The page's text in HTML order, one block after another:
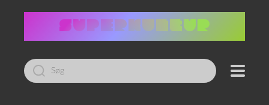
Led
efter: